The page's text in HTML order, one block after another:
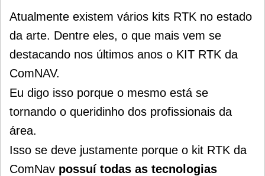
Atualmente existem vários kits RTK no estado
da arte. Dentre eles, o que mais vem se
destacando nos últimos anos o KIT RTK da
ComNAV.
Eu digo isso porque o mesmo está se
tornando o queridinho dos profissionais da
área.
Isso se deve justamente porque o kit RTK da
ComNav possuí todas as tecnologias